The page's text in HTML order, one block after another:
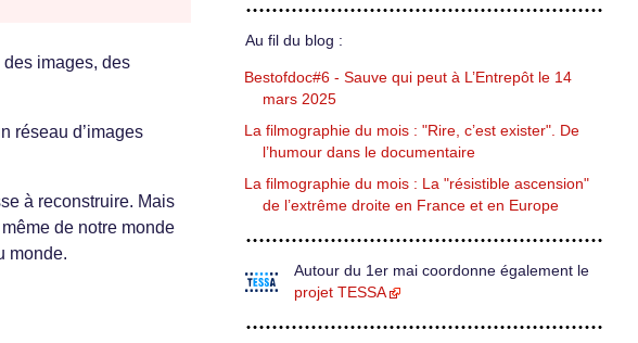
des images, des
réseau d’images
à reconstruire. Mais
de notre monde
monde.
Au fil du blog :
Bestofdoc#6 - Sauve qui peut à L’Entrepôt le 14
mars 2025
La filmographie du mois : "Rire, c’est exister". De
l’humour dans le documentaire
La filmographie du mois : La "résistible ascension"
de l’extrême droite en France et en Europe
Autour du 1er mai coordonne également le
projet TESSA